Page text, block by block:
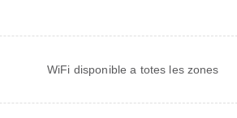
WiFi disponible a totes les zones